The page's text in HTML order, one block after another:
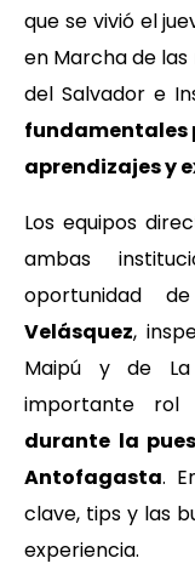
que se vivió el
en Marcha de
del Salvador e
fundamentales
aprendizajes y
Los equipos
ambas
oportunidad de
Velásquez,
Maipú y de La
importante rol
durante la
Antofagasta.
clave, tips y las
experiencia.